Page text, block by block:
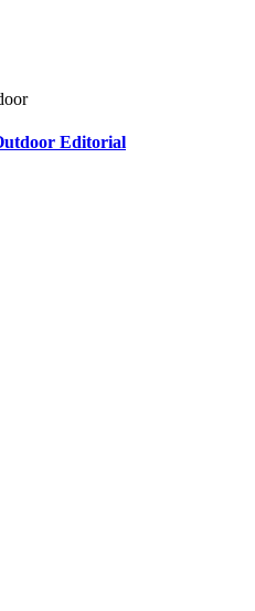
Editorial